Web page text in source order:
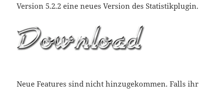
Version 5.2.2 eine neues Version des Statistikplugin.
Neue Features sind nicht hinzugekommen. Falls ihr